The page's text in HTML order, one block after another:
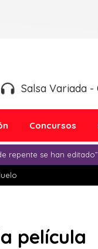
Salsa Variada -
Concursos
repente se han editado”
película